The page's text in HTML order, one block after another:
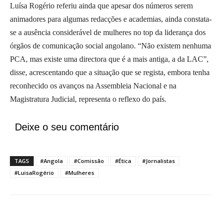
Luísa Rogério referiu ainda que apesar dos números serem
animadores para algumas redacções e academias, ainda constata-
se a ausência considerável de mulheres no top da liderança dos
órgãos de comunicação social angolano. “Não existem nenhuma
PCA, mas existe uma directora que é a mais antiga, a da LAC”,
disse, acrescentando que a situação que se regista, embora tenha
reconhecido os avanços na Assembleia Nacional e na
Magistratura Judicial, representa o reflexo do país.
Deixe o seu comentário
TAGS #Angola #Comissão #Ética
#Jornalistas
#LuisaRogério
#Mulheres